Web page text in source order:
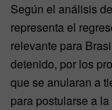
Según el análisis de
representa el
relevante para
detenido, por los
que se anularan a
para postularse a